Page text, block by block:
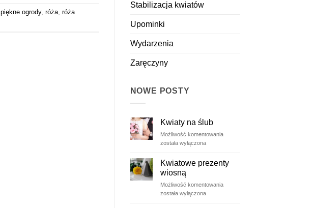
piękne ogrody, róża róża
Stabilizacja kwiatów
Upominki
Wydarzenia
Zaręczyny
NOWE POSTY
Kwiaty na ślub
Możliwość komentowaniaKwiaty
została wyłączona
Kwiatowe prezenty
wiosną
Możliwość komentowaniaKwiatowe
została wyłączona